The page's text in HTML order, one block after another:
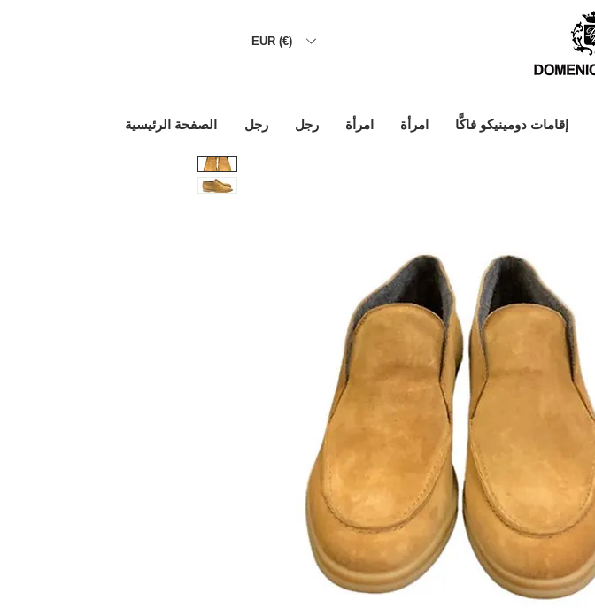
EUR (€)
الصفحة الرئيسية رجل رجل امرأة امرأة إقامات دومينيكو فاكَّا